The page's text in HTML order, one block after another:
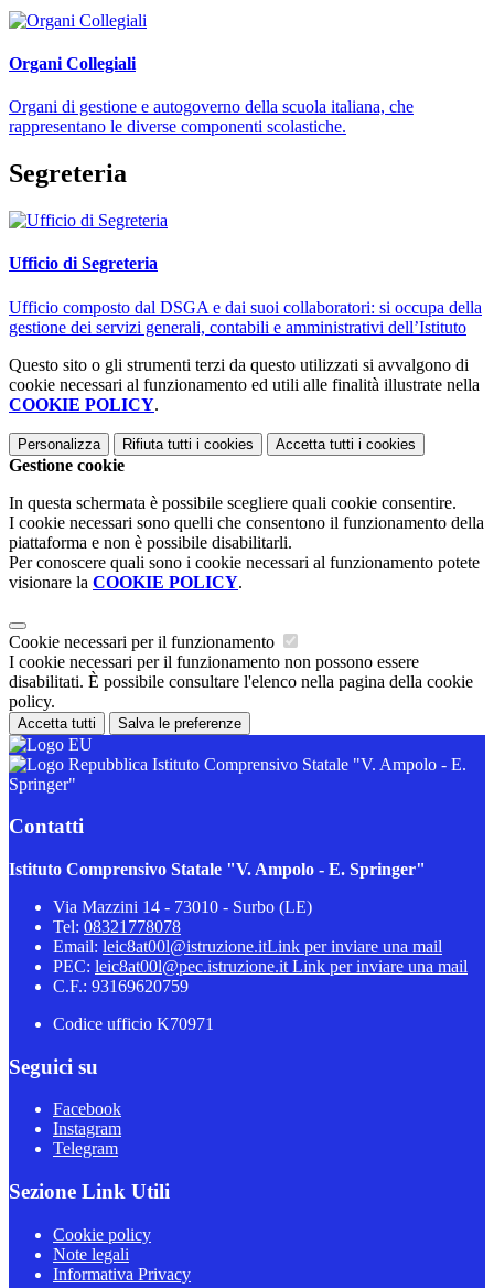
Organi Collegiali
Organi di gestione e autogoverno della scuola italiana, che
rappresentano le diverse componenti scolastiche.
Segreteria
Ufficio di Segreteria
Ufficio composto dal DSGA e dai suoi collaboratori: si occupa della
gestione dei servizi generali, contabili e amministrativi dell’Istituto
Questo sito o gli strumenti terzi da questo utilizzati si avvalgono di
cookie necessari al funzionamento ed utili alle finalità illustrate nella
COOKIE POLICY.
Personalizza Rifiuta tutti i cookies Accetta tutti i cookies
Gestione cookie
In questa schermata è possibile scegliere quali cookie consentire.
I cookie necessari sono quelli che consentono il funzionamento della
piattaforma e non è possibile disabilitarli.
Per conoscere quali sono i cookie necessari al funzionamento potete
visionare la COOKIE POLICY.
Cookie necessari per il funzionamento
I cookie necessari per il funzionamento non possono essere
disabilitati. È possibile consultare l'elenco nella pagina della cookie
policy.
Accetta tutti Salva le preferenze
Istituto Comprensivo Statale "V. Ampolo - E.
Springer"
Contatti
Istituto Comprensivo Statale "V. Ampolo - E. Springer"
Via Mazzini 14 - 73010 - Surbo (LE)
Tel: 08321778078
Email: leic8at00l@istruzione.itLink per inviare una mail
PEC: leic8at00l@pec.istruzione.it Link per inviare una mail
C.F.: 93169620759
Codice ufficio K70971
Seguici su
Facebook
Instagram
Telegram
Sezione Link Utili
Cookie policy
Note legali
Informativa Privacy